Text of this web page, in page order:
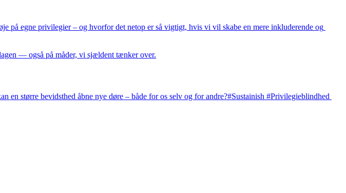
på egne privilegier – og hvorfor det netop er så vigtigt, hvis vi vil skabe en mere inkluderende og
— også på måder, vi sjældent tænker over.
større bevidsthed åbne nye døre – både for os selv og for andre?#Sustainish #Privilegieblindhed